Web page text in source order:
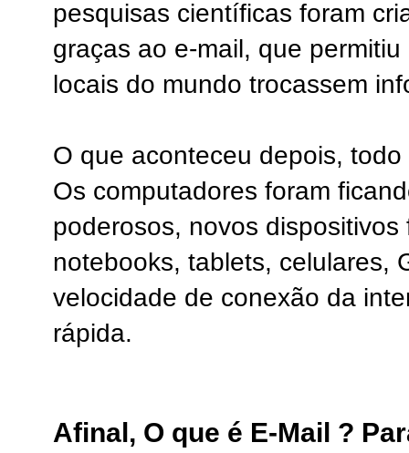
pesquisas científicas foram
graças ao e-mail, que
locais do mundo trocassem
O que aconteceu depois,
Os computadores foram
poderosos, novos
notebooks, tablets, celulares,
velocidade de conexão da
rápida.
Afinal, O que é E-Mail ?